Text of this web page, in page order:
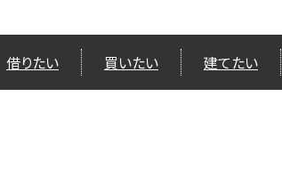
借りたい 買いたい 建てたい